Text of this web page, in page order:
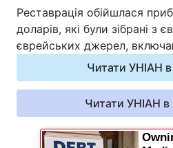
ПОСЛУГИ
Реклама на сайті
Моніторинг
Реставрація обійшлася
доларів, які були зібрані з
єврейських джерел,
Читати УНІАН
Читати УНІАН